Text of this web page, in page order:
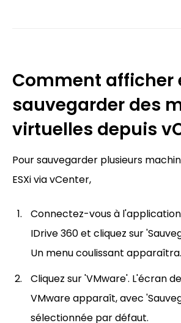
Comment afficher
sauvegarder des
virtuelles depuis
Pour sauvegarder plusieurs
ESXi via vCenter,
Connectez-vous à
IDrive 360 et cliquez sur
Un menu coulissant apparaîtra.
Cliquez sur 'VMware'. L'écran
VMware apparaît, avec
sélectionnée par défaut.